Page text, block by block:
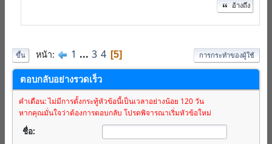
อ้างถึง
ขึ้น หน้า 1 ... 3 4 5 การกระทำของผู้ใช้
ตอบกลับอย่างรวดเร็ว
คำเตือน: ไม่มีการตั้งกระทู้หัวข้อนี้เป็นเวลาอย่างน้อย 120 วัน
หากคุณมั่นใจว่าต้องการตอบกลับ โปรดพิจารณาเริ่มหัวข้อใหม่
ชื่อ: